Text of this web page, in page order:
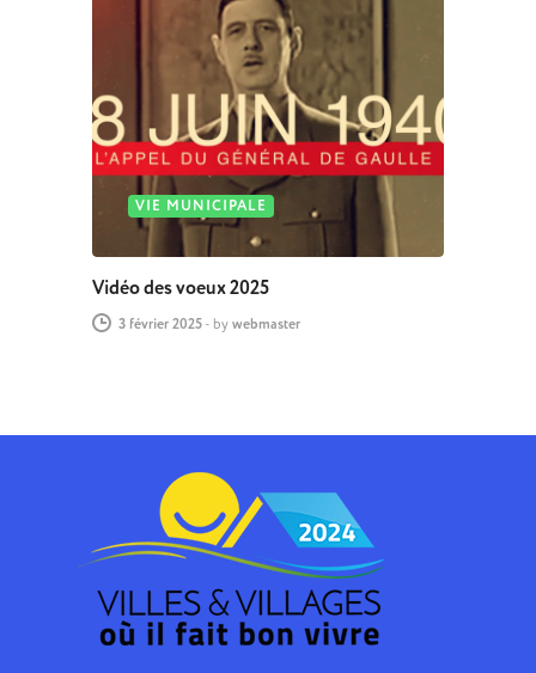
VIE MUNICIPALE
Vidéo des voeux 2025
3 février 2025- by webmaster